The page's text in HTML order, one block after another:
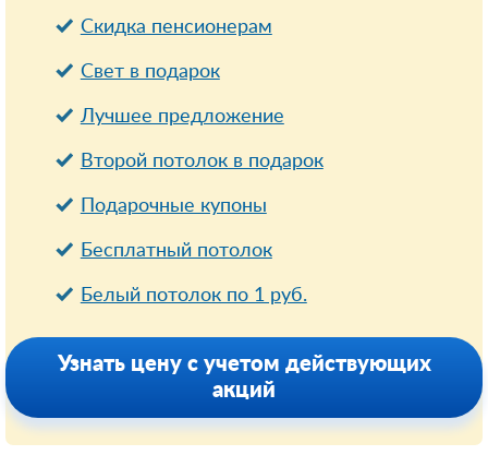
Cкидка пенсионерам
Свет в подарок
Лучшее предложение
Второй потолок в подарок
Подарочные купоны
Бесплатный потолок
Белый потолок по 1 руб.
Узнать цену с учетом действующих
акций